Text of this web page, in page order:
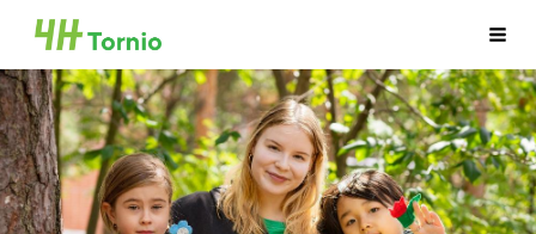
Siirry
sivun
sisältöön
Tornion 4H-yhdistys ry